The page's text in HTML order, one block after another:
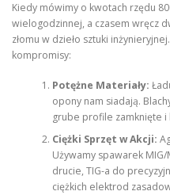
Kiedy mówimy o kwotach rzędu
wielogodzinnej, a czasem wręcz
złomu w dzieło sztuki
kompromisy:
Potężne Materiały:
opony nam siadają.
grube profile zamknięte i
Ciężki Sprzęt w Akcji:
Używamy spawarek
drucie, TIG-a do
ciężkich elektrod